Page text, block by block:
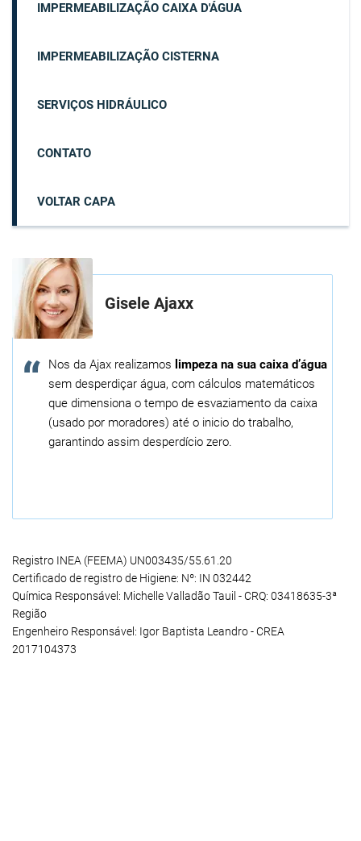
IMPERMEABILIZAÇÃO CAIXA D'ÁGUA
IMPERMEABILIZAÇÃO CISTERNA
SERVIÇOS HIDRÁULICO
CONTATO
VOLTAR CAPA
Gisele Ajaxx
Nos da Ajax realizamos limpeza na sua caixa d’água
sem desperdiçar água, com cálculos matemáticos
que dimensiona o tempo de esvaziamento da caixa
(usado por moradores) até o inicio do trabalho,
garantindo assim desperdício zero.
Registro INEA (FEEMA) UN003435/55.61.20
Certificado de registro de Higiene: Nº: IN 032442
Química Responsável: Michelle Valladão Tauil - CRQ: 03418635-3ª
Região
Engenheiro Responsável: Igor Baptista Leandro - CREA
2017104373